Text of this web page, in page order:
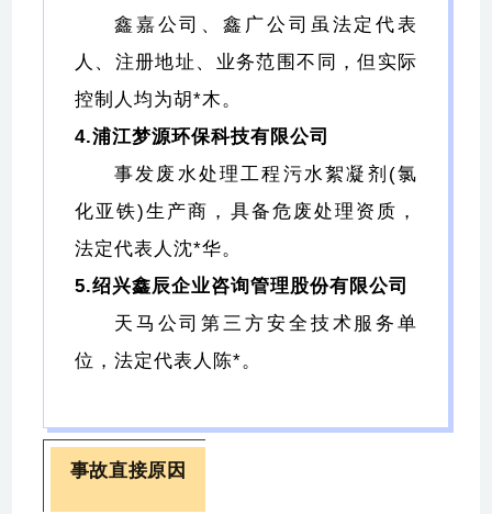
鑫嘉公司、鑫广公司虽法定代表
人、注册地址、业务范围不同，但实际
控制人均为胡*木。
4.浦江梦源环保科技有限公司
事发废水处理工程污水絮凝剂(氯
化亚铁)生产商，具备危废处理资质，
法定代表人沈*华。
5.绍兴鑫辰企业咨询管理股份有限公司
天马公司第三方安全技术服务单
位，法定代表人陈*。
事故直接原因